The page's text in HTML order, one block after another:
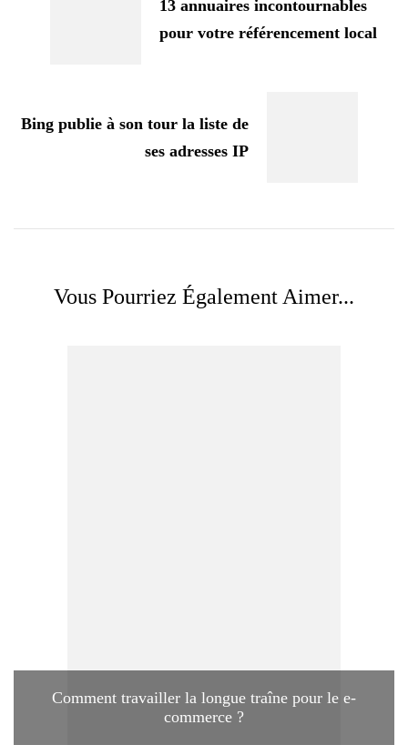
13 annuaires incontournables
pour votre référencement local
Bing publie à son tour la liste de
ses adresses IP
Vous Pourriez Également Aimer...
Comment travailler la longue traîne pour le e-
commerce ?